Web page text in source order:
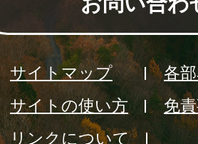
サイトマップ
各
サイトの使い方
免
リンクについて